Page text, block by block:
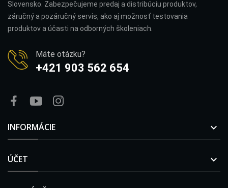
Slovensko. Zabezpečujeme predaj a distribúciu produktov,
záručný a pozáručný servis, ako aj možnosť testovania
produktov a účasti na odborných školeniach.
Máte otázku?
+421 903 562 654
INFORMÁCIE 
ÚČET 